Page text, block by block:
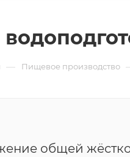
— Пищевое производство
общей